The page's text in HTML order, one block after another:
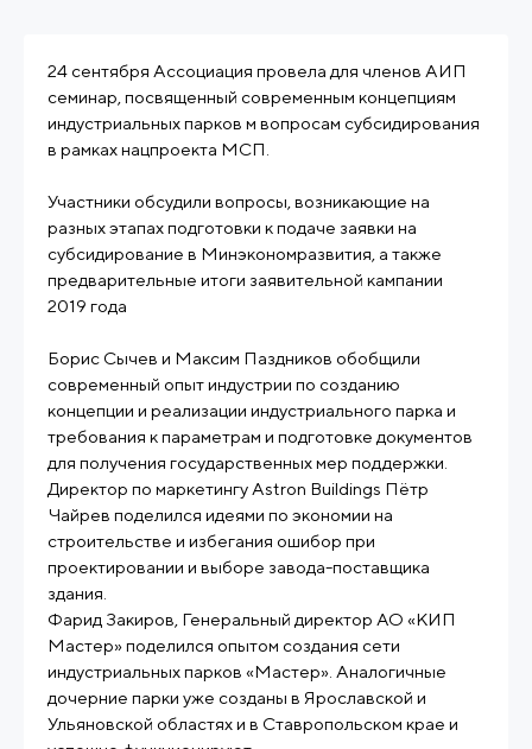
24 сентября Ассоциация провела для членов АИП
семинар, посвященный современным концепциям
индустриальных парков м вопросам субсидирования
в рамках нацпроекта МСП.
Участники обсудили вопросы, возникающие на
разных этапах подготовки к подаче заявки на
субсидирование в Минэкономразвития, а также
предварительные итоги заявительной кампании
2019 года
Борис Сычев и Максим Паздников обобщили
современный опыт индустрии по созданию
концепции и реализации индустриального парка и
требования к параметрам и подготовке документов
для получения государственных мер поддержки.
Директор по маркетингу Astron Buildings Пётр
Чайрев поделился идеями по экономии на
строительстве и избегания ошибор при
проектировании и выборе завода-поставщика
здания.
Фарид Закиров, Генеральный директор АО «КИП
Мастер» поделился опытом создания сети
индустриальных парков «Мастер». Аналогичные
дочерние парки уже созданы в Ярославской и
Ульяновской областях и в Ставропольском крае и